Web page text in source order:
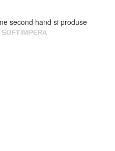
second hand si produse